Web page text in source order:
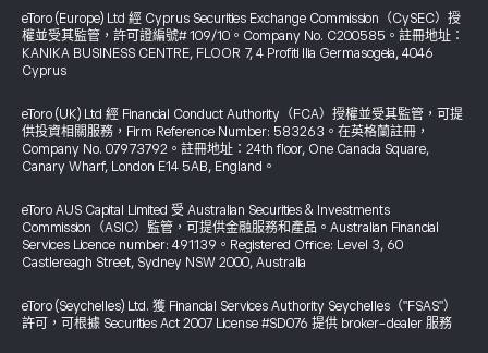
eToro (Europe) Ltd 經 Cyprus Securities Exchange Commission（CySEC）授
權並受其監管，許可證編號# 109/10。Company No. C200585。註冊地址：
KANIKA BUSINESS CENTRE, FLOOR 7, 4 Profiti Ilia Germasogeia, 4046
Cyprus
eToro (UK) Ltd 經 Financial Conduct Authority（FCA）授權並受其監管，可提
供投資相關服務，Firm Reference Number: 583263。在英格蘭註冊，
Company No. 07973792。註冊地址：24th floor, One Canada Square,
Canary Wharf, London E14 5AB, England。
eToro AUS Capital Limited 受 Australian Securities & Investments
Commission（ASIC）監管，可提供金融服務和產品。Australian Financial
Services Licence number: 491139。Registered Office: Level 3, 60
Castlereagh Street, Sydney NSW 2000, Australia
eToro (Seychelles) Ltd. 獲 Financial Services Authority Seychelles（"FSAS"）
許可，可根據 Securities Act 2007 License #SD076 提供 broker-dealer 服務